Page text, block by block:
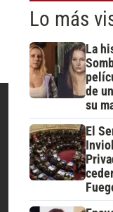
Lo más
La
de
su
El